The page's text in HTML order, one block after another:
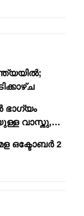
ഭാഗ്യം
വാസ്തു,
ഒക്ടോബർ 2